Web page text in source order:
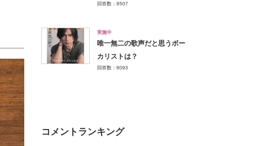
回答数：8507
実施中
唯一無二の歌声だと思うボー
カリストは？
回答数：8093
コメントランキング